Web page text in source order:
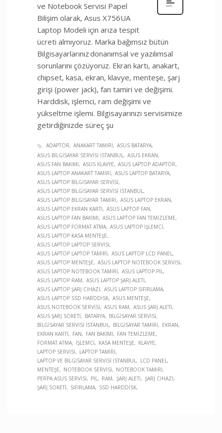
ve Notebook Servisi Papel
Bilişim olarak, Asus X756UA
Laptop Modeli için arıza tespit
ücreti almıyoruz. Marka bağımsız bütün
Bilgisayarlarınız donanımsal ve yazılımsal
sorunlarını çözüyoruz. Ekran kartı, anakart,
chipset, kasa, ekran, klavye, menteşe, şarj
girişi (power jack), fan tamiri ve değişimi.
Harddisk, işlemci, ram değişimi ve
yükseltme işlemi. Bilgisayarınızı servisimize
getirdiğinizde süreç şu
ADAPTÖR ANAKART TAMIRI
ASUS BATARYA
ASUS BILGISAYAR SERVISI İSTANBUL
ASUS EKRAN
ASUS FAN BAKIMI
ASUS KLAVYE
ASUS LAPTOP ADAPTÖR
ASUS LAPTOP ANAKART TAMIRI
ASUS LAPTOP BATARYA
ASUS LAPTOP BILGISAYAR SERVISI
ASUS LAPTOP BILGISAYAR SERVISI İSTANBUL
ASUS LAPTOP BILGISAYAR TAMIRI
ASUS LAPTOP EKRAN
ASUS LAPTOP EKRAN KARTI
ASUS LAPTOP FAN
ASUS LAPTOP FAN BAKIMI
ASUS LAPTOP FAN TEMIZLEME
ASUS LAPTOP FORMAT ATMA ASUS LAPTOP İŞLEMCI
ASUS LAPTOP KASA MENTEŞE
ASUS LAPTOP LAPTOP SERVISI
ASUS LAPTOP LAPTOP TAMIRI
ASUS LAPTOP LCD PANEL
ASUS LAPTOP MENTEŞE
ASUS LAPTOP NOTEBOOK SERVISI
ASUS LAPTOP NOTEBOOK TAMIRI
ASUS LAPTOP PIL
ASUS LAPTOP RAM
ASUS LAPTOP ŞARJ ALETI
ASUS LAPTOP ŞARJ CIHAZI
ASUS LAPTOP SIFIRLAMA
ASUS LAPTOP SSD HARDDISK ASUS MENTEŞE
ASUS NOTEBOOK SERVISI
ASUS RAM
ASUS ŞARJ ALETI
ASUS ŞARJ SOKETI
BATARYA
BILGISAYAR SERVISI
BILGISAYAR SERVISI İSTANBUL
BILGISAYAR TAMIRI
EKRAN
EKRAN KARTI
FAN FAN BAKIMI
FAN TEMIZLEME
FORMAT ATMA
İŞLEMCI KASA MENTEŞE
KLAVYE
LAPTOP SERVISI
LAPTOP TAMIRI
LAPTOP VE BILGISAYAR SERVISI İSTANBUL
LCD PANEL
MENTEŞE
NOTEBOOK SERVISI
NOTEBOOK TAMIRI
PERPA ASUS SERVISI
PIL RAM ŞARJ ALETI
ŞARJ CIHAZI
ŞARJ SOKETI
SIFIRLAMA SSD HARDDISK